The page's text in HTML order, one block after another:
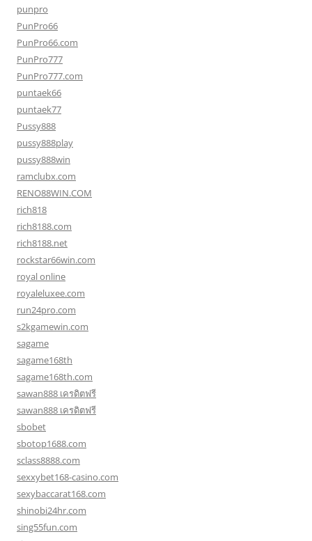
punpro
PunPro66
PunPro66.com
PunPro777
PunPro777.com
puntaek66
puntaek77
Pussy888
pussy888play
pussy888win
ramclubx.com
RENO88WIN.COM
rich818
rich8188.com
rich8188.net
rockstar66win.com
royal online
royaleluxee.com
run24pro.com
s2kgamewin.com
sagame
sagame168th
sagame168th.com
sawan888 เครดิตฟรี
sawan888 เครดิตฟรี
sbobet
sbotop1688.com
sclass8888.com
sexxybet168-casino.com
sexybaccarat168.com
shinobi24hr.com
sing55fun.com